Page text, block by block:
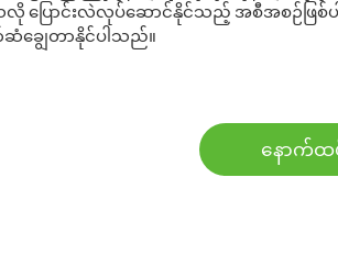
ပြောင်းလဲလုပ်ဆောင်နိုင်သည့် အစီအစဉ်ဖြစ်
ဆံချွေတာနိုင်ပါသည်။
နောက်ထ